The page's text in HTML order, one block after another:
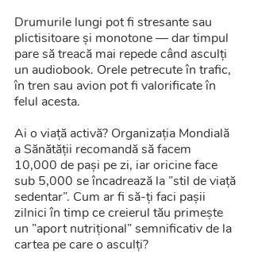
Drumurile lungi pot fi stresante sau
plictisitoare și monotone — dar timpul
pare să treacă mai repede când asculți
un audiobook. Orele petrecute în trafic,
în tren sau avion pot fi valorificate în
felul acesta.
Ai o viață activă? Organizația Mondială
a Sănătății recomandă să facem
10,000 de pași pe zi, iar oricine face
sub 5,000 se încadrează la ”stil de viață
sedentar”. Cum ar fi să-ți faci pașii
zilnici în timp ce creierul tău primește
un ”aport nutrițional” semnificativ de la
cartea pe care o asculți?